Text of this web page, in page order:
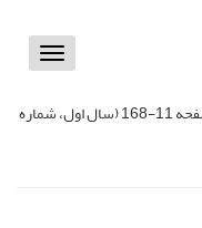
Toggle
دوره 1، شماره 1، اسفند 1392، صفحه 11-168 (سال اول، شماره